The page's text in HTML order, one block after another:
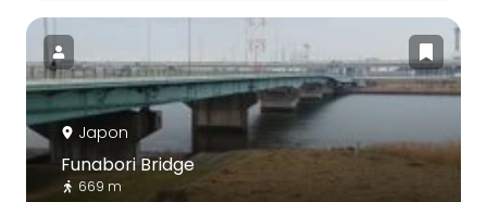
Japon
Funabori Bridge
669 m